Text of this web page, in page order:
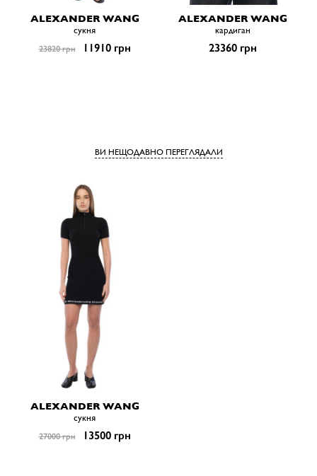
ALEXANDER WANG
сукня
23820 грн 11910 грн
ALEXANDER WANG
кардиган
23360 грн
ВИ НЕЩОДАВНО ПЕРЕГЛЯДАЛИ
ALEXANDER WANG
сукня
27000 грн 13500 грн